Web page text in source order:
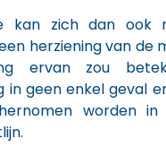
kan zich dan ook
herziening van de
ervan zou
in geen enkel geval
worden in